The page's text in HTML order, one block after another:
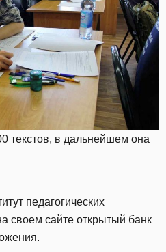
текстов, в дальнейшем она
педагогических
своем сайте открытый банк